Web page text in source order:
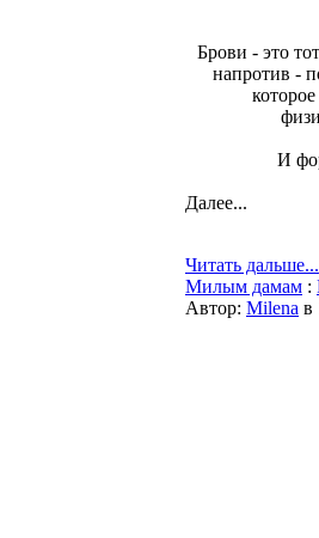
Брови - это
напротив -
И
Далее...
Читать дальше...
Милым дамам :
Автор: Milena в